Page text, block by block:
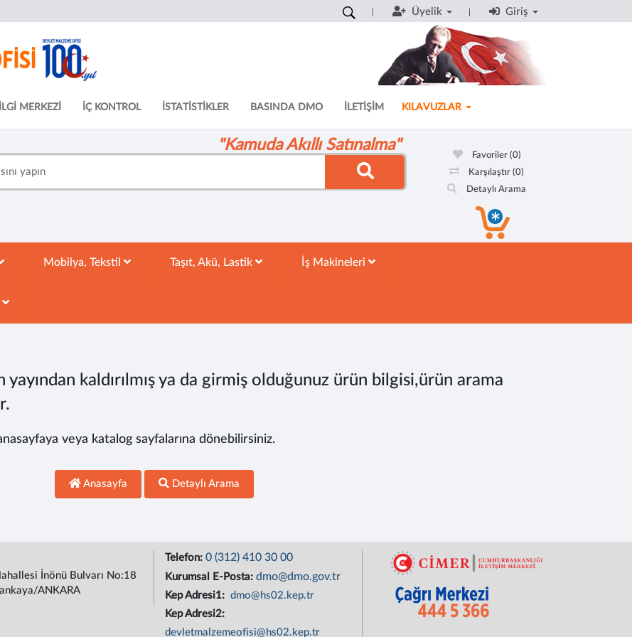
Üyelik Giriş
MERKEZİ İÇ KONTROL İSTATİSTİKLER BASINDA DMO İLETİŞİM KILAVUZLAR
"Kamuda Akıllı Satınalma"
Favoriler (0)
Karşılaştır (0)
Detaylı Arama
Mobilya, Tekstil Taşıt, Akü, Lastik İş Makineleri
yayından kaldırılmış ya da girmiş olduğunuz ürün bilgisi,ürün arama
veya katalog sayfalarına dönebilirsiniz.
Anasayfa Detaylı Arama
İnönü Bulvarı No:18
ANKARA
Telefon: 0 (312) 410 30 00
Kurumsal E-Posta: dmo@dmo.gov.tr
Kep Adresi1: dmo@hs02.kep.tr
Kep Adresi2:
devletmalzemeofisi@hs02.kep.tr